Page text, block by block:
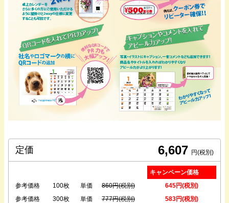
定価 6,607 円(税別)
キャンペーン価格
参考価格
100枚 単価 860円(税別)
645円(税別)
参考価格
300枚 単価 777円(税別) 583円(税別)